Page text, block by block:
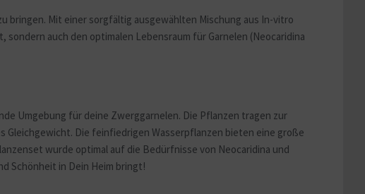
bringen. Mit einer sorgfältig ausgewählten Mischung aus In-vitro
auch den optimalen Lebensraum für Garnelen (Neocaridina
Umgebung für deine Zwerggarnelen. Die Pflanzen tragen zur
Die feinfiedrigen Wasserpflanzen bieten eine große
wurde optimal auf die Bedürfnisse von Neocaridina und
Schönheit in Dein Heim bringt!